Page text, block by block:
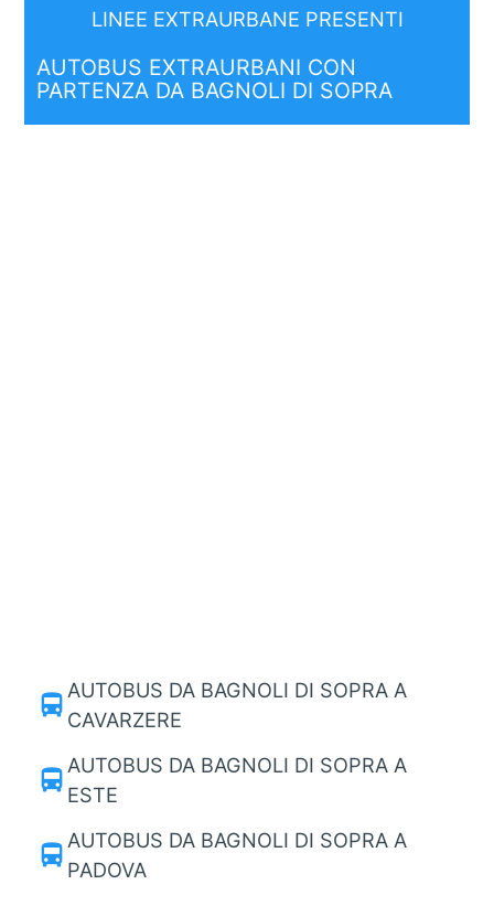
LINEE EXTRAURBANE PRESENTI
AUTOBUS EXTRAURBANI CON
PARTENZA DA BAGNOLI DI SOPRA
directions_bus AUTOBUS DA BAGNOLI DI SOPRA A
CAVARZERE
directions_bus AUTOBUS DA BAGNOLI DI SOPRA A
ESTE
directions_bus AUTOBUS DA BAGNOLI DI SOPRA A
PADOVA